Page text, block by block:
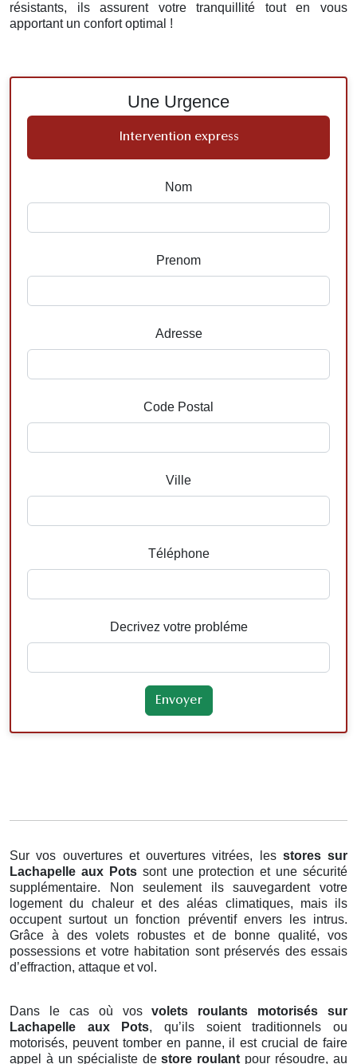
résistants, ils assurent votre tranquillité tout en vous
apportant un confort optimal !
Une Urgence
Intervention express
Nom
Prenom
Adresse
Code Postal
Ville
Téléphone
Decrivez votre probléme
Sur vos ouvertures et ouvertures vitrées, les stores sur
Lachapelle aux Pots sont une protection et une sécurité
supplémentaire. Non seulement ils sauvegardent votre
logement du chaleur et des aléas climatiques, mais ils
occupent surtout un fonction préventif envers les intrus.
Grâce à des volets robustes et de bonne qualité, vos
possessions et votre habitation sont préservés des essais
d’effraction, attaque et vol.
Dans le cas où vosvolets roulants motorisés sur
Lachapelle aux Pots, qu’ils soient traditionnels ou
motorisés, peuvent tomber en panne, il est crucial de faire
appel à un spécialiste destore roulantpour résoudre, au